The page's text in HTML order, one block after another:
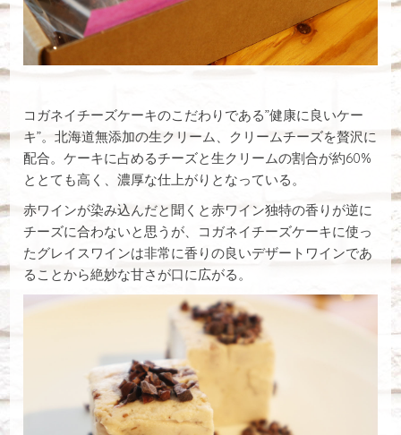
コガネイチーズケーキのこだわりである”健康に良いケー
キ”。北海道無添加の生クリーム、クリームチーズを贅沢に
配合。ケーキに占めるチーズと生クリームの割合が約60%
ととても高く、濃厚な仕上がりとなっている。
赤ワインが染み込んだと聞くと赤ワイン独特の香りが逆に
チーズに合わないと思うが、コガネイチーズケーキに使っ
たグレイスワインは非常に香りの良いデザートワインであ
ることから絶妙な甘さが口に広がる。